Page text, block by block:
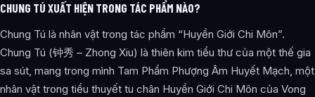
CHUNG TÚ XUẤT HIỆN TRONG TÁC PHẨM NÀO?
Chung Tú là nhân vật trong tác phẩm “Huyền Giới Chi Môn”.
Chung Tú (钟秀 – Zhong Xiu) là thiên kim tiểu thư của một thế gia
sa sút, mang trong mình Tam Phẩm Phượng Âm Huyết Mạch, một
nhân vật trong tiểu thuyết tu chân Huyền Giới Chi Môn của Vong